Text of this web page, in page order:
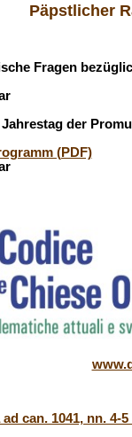
Päpstlicher
Fragen
der
(PDF)
can. 1041, nn. 4-5